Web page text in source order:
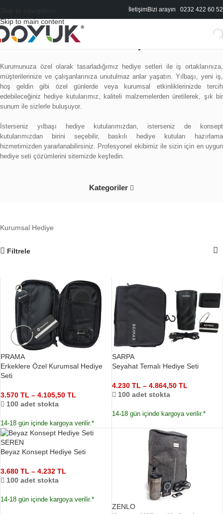
Skip to main content
İletişimBizi arayın 0232 422 60 52
Kurumsal Hediye
Kurumunuza özel olarak tasarladığımız hediye setleri ile iş ortaklarınıza,
müşterilerinize ve çalışanlarınıza unutulmaz anlar yaşatın. Yılbaşı, yeni iş,
hoş geldin gibi özel günlerde veya kurumsal etkinliklerinizde tercih
edebileceğiniz hediye kutularımız, kaliteli malzemelerden üretilerek, şık bir
sunum ile sizlerle buluşuyor.
İsterseniz yılbaşı hediye kutularımızdan, isterseniz de konsept
kutularımızdan birini seçebilir, baskılı hediye kutuları hazırlama
hizmetimizden yararlanabilirsiniz. Profesyonel ekibimiz ile sizin için en uygun
hediye seti çözümlerini sitemizde keşfedin.
Kategoriler
Kurumsal Hediye
Filtrele
PRAMA
Erkeklere Özel Kurumsal Hediye
Seti
3.570 TL – 4.105,50 TL
100 adet stokta
14-18 gün içinde kargoya verilir.*
SARPA
Seyahat Temalı Hediye Seti
4.230 TL – 4.864,50 TL
100 adet stokta
14-18 gün içinde kargoya verilir.*
SEREN
Beyaz Konsept Hediye Seti
3.680 TL – 4.232 TL
100 adet stokta
14-18 gün içinde kargoya verilir.*
ZENLO